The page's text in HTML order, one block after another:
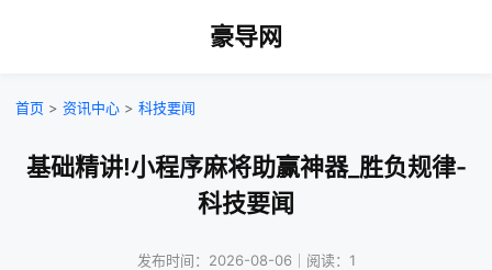
豪导网
首页 > 资讯中心 > 科技要闻
基础精讲!小程序麻将助赢神器_胜负规律-
科技要闻
发布时间：2026-08-06｜阅读：1